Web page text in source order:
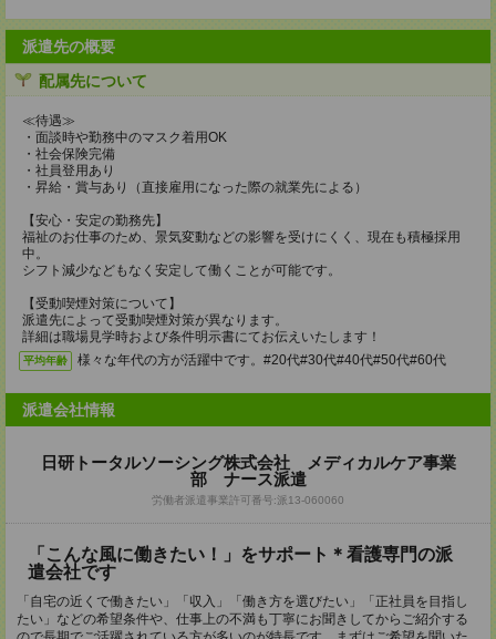
派遣先の概要
配属先について
≪待遇≫
・面談時や勤務中のマスク着用OK
・社会保険完備
・社員登用あり
・昇給・賞与あり（直接雇用になった際の就業先による）
【安心・安定の勤務先】
福祉のお仕事のため、景気変動などの影響を受けにくく、現在も積極採用
中。
シフト減少などもなく安定して働くことが可能です。
【受動喫煙対策について】
派遣先によって受動喫煙対策が異なります。
詳細は職場見学時および条件明示書にてお伝えいたします！
平均年齢 様々な年代の方が活躍中です。#20代#30代#40代#50代#60代
派遣会社情報
日研トータルソーシング株式会社 メディカルケア事業
部 ナース派遣
労働者派遣事業許可番号:派13-060060
「こんな風に働きたい！」をサポート＊看護専門の派
遣会社です
「自宅の近くで働きたい」「収入」「働き方を選びたい」「正社員を目指し
たい」などの希望条件や、仕事上の不満も丁寧にお聞きしてからご紹介する